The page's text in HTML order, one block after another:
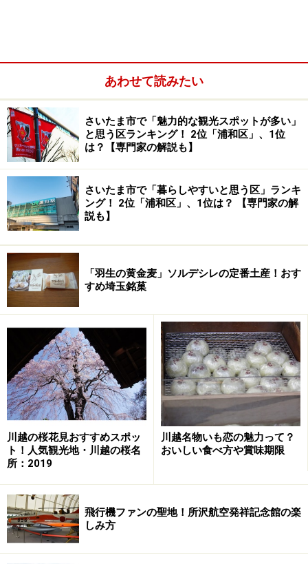
「クロスケの家」の入口は「トトロの森行」バスの停留所
ネコバスを下車した気分になってバス停横の細い路地を
入ると、切妻造瓦葺きの木造2階建ての古民家が建って
います。「クロスケの家」は、1957年に越生から移築さ
れました。築100年を超える歴史を漂わせています。
築100年を超える古民家の「クロスケの家」
母屋の縁側、囲炉裏、襖絵からは明治時代の農家の生活
の様子が色濃く残されています。部屋の隅や天井に「マ
あわせて読みたい
さいたま市で「魅力的な観光スポットが多い」
と思う区ランキング！ 2位「浦和区」、1位
は？【専門家の解説も】
さいたま市で「暮らしやすいと思う区」ランキ
ング！ 2位「浦和区」、1位は？ 【専門家の解
説も】
「羽生の黄金麦」ソルデシレの定番土産！おす
すめ埼玉銘菓
川越の桜花見おすすめスポッ
ト！人気観光地・川越の桜名
所：2019
川越名物いも恋の魅力って？
おいしい食べ方や賞味期限
飛行機ファンの聖地！所沢航空発祥記念館の楽
しみ方